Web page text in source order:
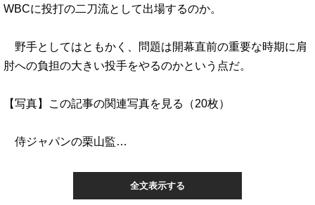
WBCに投打の二刀流として出場するのか。
野手としてはともかく、問題は開幕直前の重要な時期に肩
肘への負担の大きい投手をやるのかという点だ。
【写真】この記事の関連写真を見る（20枚）
侍ジャパンの栗山監…
全文表示する